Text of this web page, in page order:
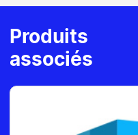
Produits
associés